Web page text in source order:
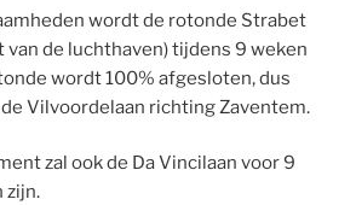
wordt de rotonde Strabet
van de luchthaven) tijdens 9 weken
wordt 100% afgesloten, dus
Vilvoordelaan richting Zaventem.
zal ook de Da Vincilaan voor 9
zijn.